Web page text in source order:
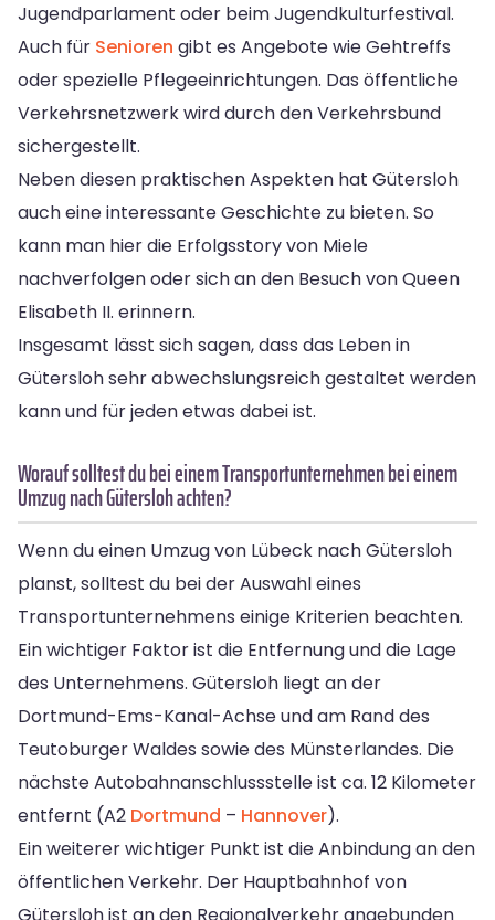
Jugendparlament oder beim Jugendkulturfestival.
Auch für Senioren gibt es Angebote wie Gehtreffs
oder spezielle Pflegeeinrichtungen. Das öffentliche
Verkehrsnetzwerk wird durch den Verkehrsbund
sichergestellt.
Neben diesen praktischen Aspekten hat Gütersloh
auch eine interessante Geschichte zu bieten. So
kann man hier die Erfolgsstory von Miele
nachverfolgen oder sich an den Besuch von Queen
Elisabeth II. erinnern.
Insgesamt lässt sich sagen, dass das Leben in
Gütersloh sehr abwechslungsreich gestaltet werden
kann und für jeden etwas dabei ist.
Worauf solltest du bei einem Transportunternehmen bei einem
Umzug nach Gütersloh achten?
Wenn du einen Umzug von Lübeck nach Gütersloh
planst, solltest du bei der Auswahl eines
Transportunternehmens einige Kriterien beachten.
Ein wichtiger Faktor ist die Entfernung und die Lage
des Unternehmens. Gütersloh liegt an der
Dortmund-Ems-Kanal-Achse und am Rand des
Teutoburger Waldes sowie des Münsterlandes. Die
nächste Autobahnanschlussstelle ist ca. 12 Kilometer
entfernt (A2 Dortmund – Hannover).
Ein weiterer wichtiger Punkt ist die Anbindung an den
öffentlichen Verkehr. Der Hauptbahnhof von